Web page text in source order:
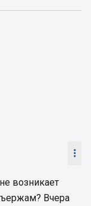

возникает
Вчера